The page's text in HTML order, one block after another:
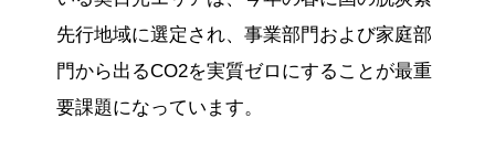
先行地域に選定され、事業部門および家庭部
門から出るCO2を実質ゼロにすることが最重
要課題になっています。